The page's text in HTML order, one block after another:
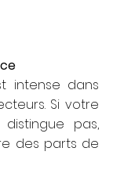
intense dans
Si votre
pas,
des parts de